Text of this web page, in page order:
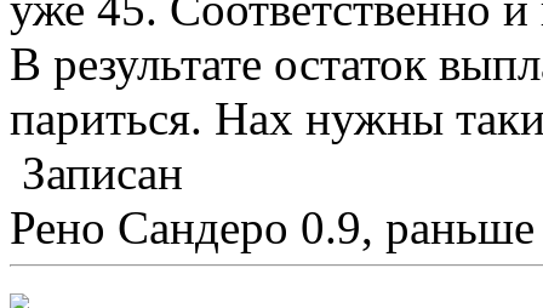
В результате остаток
париться. Нах нужны
Записан
Рено Сандеро 0.9, раньше